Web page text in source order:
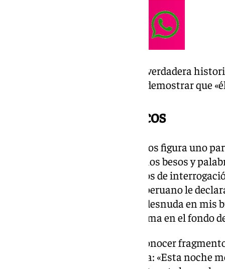
La celebridad presenta ‘Mi verdadera
las misivas del Nobel para demostrar que
Los escritos románticos
Entre los pasajes más destacados figura uno
quiero mucho y te mando muchos besos y
que parecen dos signos perfectos de
abril de 2015, el autor hispano-peruano le
desde la última vez que te tuve desnuda en
viendo la lucecita verde que asoma en el fondo
La filipina también ha dado a conocer
ciudad y los perros* le expresaba: «Esta noche